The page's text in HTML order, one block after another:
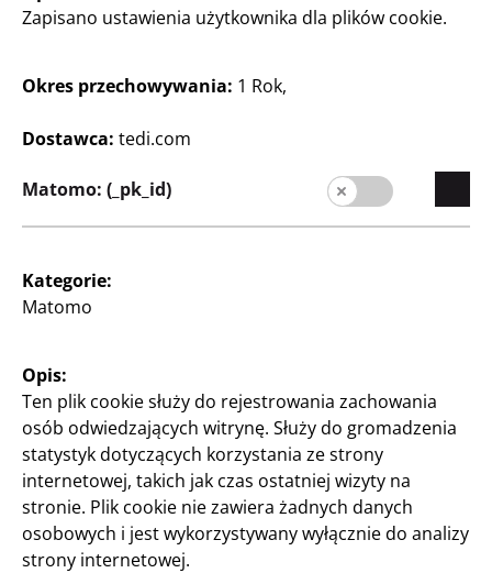
Mix
5
w różnych wzorach
Majsterkowanie oraz
Koraliki z literami
w różnych kolorach
250 zł/kg
5 Zł
elastyczna
1 zł/m
5
Zapisano ustawienia użytkownika dla plików cookie.
Okres przechowywania: 1 Rok,
Dostawca: tedi.com
Matomo: (_pk_id)
Kategorie:
Matomo
Opis:
Ten plik cookie służy do rejestrowania zachowania
osób odwiedzających witrynę. Służy do gromadzenia
statystyk dotyczących korzystania ze strony
internetowej, takich jak czas ostatniej wizyty na
stronie. Plik cookie nie zawiera żadnych danych
osobowych i jest wykorzystywany wyłącznie do analizy
strony internetowej.